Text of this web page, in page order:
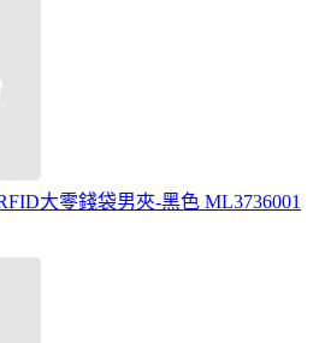
大零錢袋男夾-黑色 ML3736001